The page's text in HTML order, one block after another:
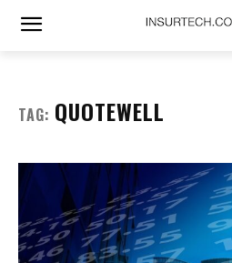
TAG: QUOTEWELL